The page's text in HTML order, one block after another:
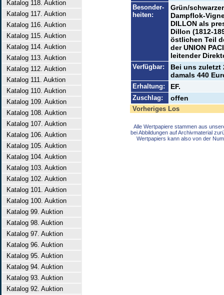
Katalog 118. Auktion
Katalog 117. Auktion
Katalog 116. Auktion
Katalog 115. Auktion
Katalog 114. Auktion
Katalog 113. Auktion
Katalog 112. Auktion
Katalog 111. Auktion
Katalog 110. Auktion
Katalog 109. Auktion
Katalog 108. Auktion
Katalog 107. Auktion
Katalog 106. Auktion
Katalog 105. Auktion
Katalog 104. Auktion
Katalog 103. Auktion
Katalog 102. Auktion
Katalog 101. Auktion
Katalog 100. Auktion
Katalog 99. Auktion
Katalog 98. Auktion
Katalog 97. Auktion
Katalog 96. Auktion
Katalog 95. Auktion
Katalog 94. Auktion
Katalog 93. Auktion
Katalog 92. Auktion
Besonder-
heiten:
Grün/
Dampflok-
DILLON als
Dillon (1812-
östlichen Teil
der UNION
leitender
Verfügbar:
Bei uns zuletzt
damals 440
Erhaltung: EF.
Zuschlag: offen
Vorheriges Los
Alle Wertpapiere stammen aus
bei Abbildungen auf Archivmaterial
Wertpapiers kann also von der